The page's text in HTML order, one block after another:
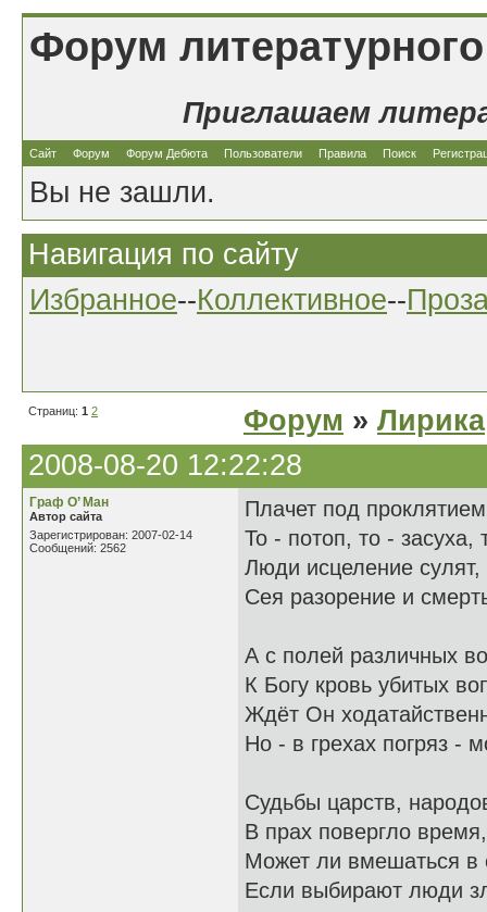
Форум
Приглашаем
Сайт Форум Форум Дебюта Пользователи Правила Поиск
Вы не зашли.
Навигация по сайту
Избранное--Коллективное--
Страниц: 1 2 Форум » Лирика
2008-08-20 12:22:28
Граф О’ Ман
Автор сайта
Зарегистрирован: 2007-02-14
Сообщений: 2562
Плачет под
То - потоп, то - засуха,
Люди исцеление сулят,
Сея разорение и
А с полей различных
К Богу кровь убитых
Ждёт Он
Но - в грехах погряз -
Судьбы царств,
В прах повергло
Может ли вмешаться в
Если выбирают люди